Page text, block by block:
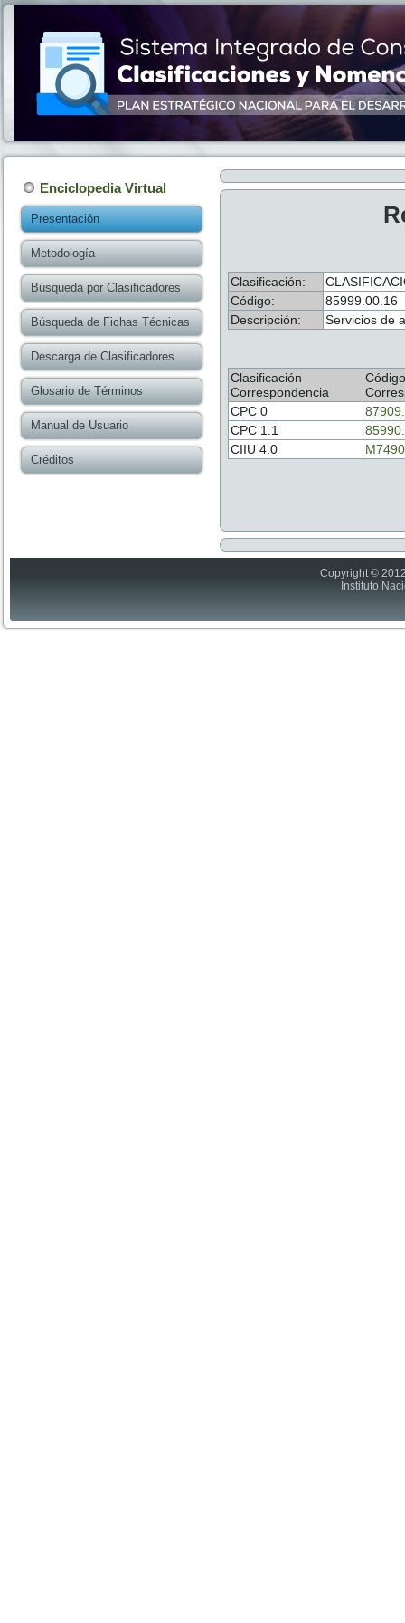
Enciclopedia Virtual
Presentación
Metodología
Búsqueda por Clasificadores
Búsqueda de Fichas Técnicas
Descarga de Clasificadores
Glosario de Términos
Manual de Usuario
Créditos
Clasificación:
Código:
85999.00.16
Descripción:
Servicios de
Clasificación
Correspondencia
Código
CPC 0
CPC 1.1
CIIU 4.0
Copyright ©
Instituto